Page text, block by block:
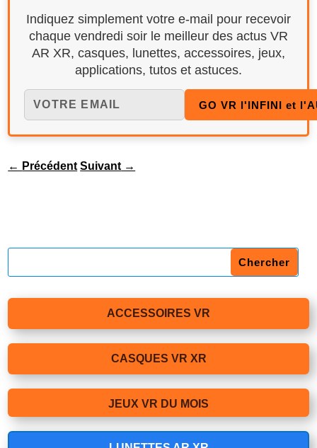
Indiquez simplement votre e-mail pour recevoir
chaque vendredi soir le meilleur des actus VR
AR XR, casques, lunettes, accessoires, jeux,
applications, tutos et astuces.
← Précédent Suivant →
ACCESSOIRES VR
CASQUES VR XR
JEUX VR DU MOIS